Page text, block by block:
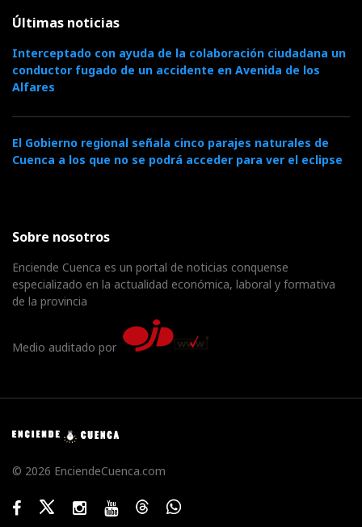
Últimas noticias
Interceptado con ayuda de la colaboración ciudadana un
conductor fugado de un accidente en Avenida de los
Alfares
El Gobierno regional señala cinco parajes naturales de
Cuenca a los que no se podrá acceder para ver el eclipse
Sobre nosotros
Enciende Cuenca es un portal de noticias conquense
especializado en la actualidad económica, laboral y formativa
de la provincia
Medio auditado por
© 2026 EnciendeCuenca.com
FacebookTwitterInstagramYoutubeThreadsWhatsApp